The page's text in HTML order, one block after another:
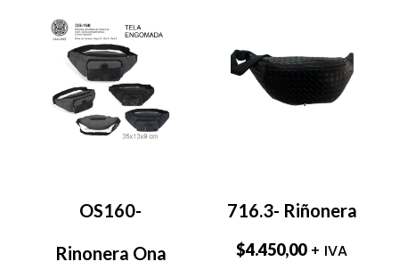
OS160-
Rinonera Ona
716.3- Riñonera
$4.450,00 + IVA